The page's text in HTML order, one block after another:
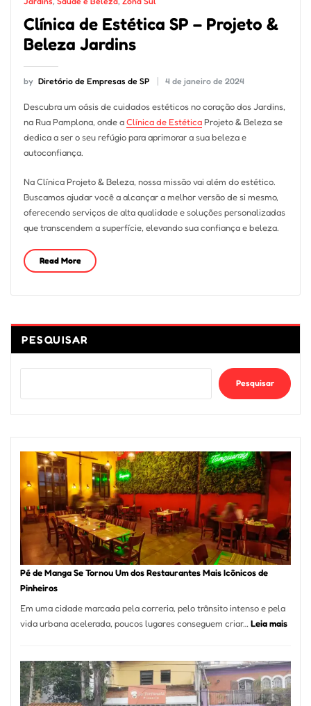
Clínica de Estética SP – Projeto &
Beleza Jardins
by Diretório de Empresas de SP 4 de janeiro de 2024
Descubra um oásis de cuidados estéticos no coração dos Jardins,
na Rua Pamplona, onde aClínica de EstéticaProjeto & Beleza se
dedica a ser o seu refúgio para aprimorar a sua beleza e
autoconfiança.
Na Clínica Projeto & Beleza, nossa missão vai além do estético.
Buscamos ajudar você a alcançar a melhor versão de si mesmo,
oferecendo serviços de alta qualidade e soluções personalizadas
que transcendem a superfície, elevando sua confiança e beleza.
Read More
PESQUISAR
Pesquisar
Pé de Manga Se Tornou Um dos Restaurantes Mais Icônicos de
Pinheiros
Em uma cidade marcada pela correria, pelo trânsito intenso e pela
vida urbana acelerada, poucos lugares conseguem criar… Leia mais:
Se